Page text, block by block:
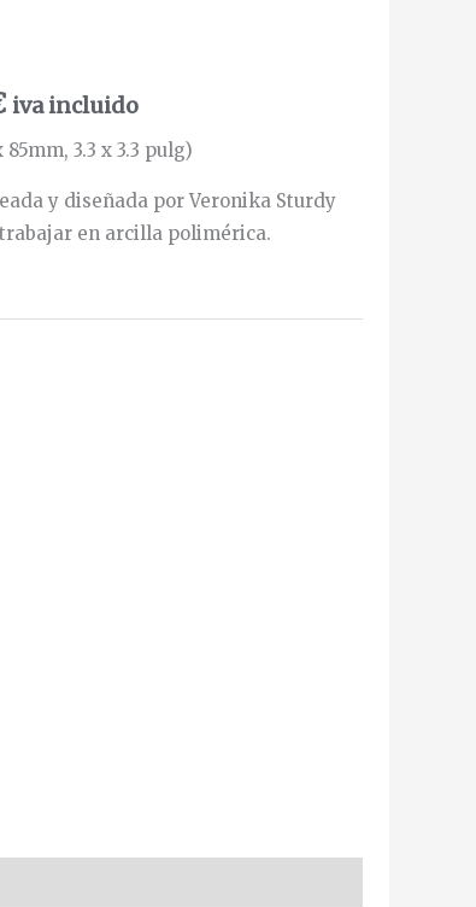
iva incluido
3.3 x 3.3 pulg)
y diseñada por Veronika Sturdy
en arcilla polimérica.